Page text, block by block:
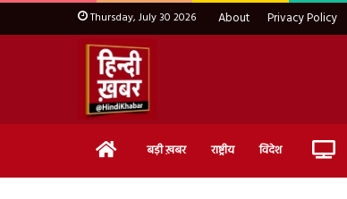
Thursday, July 30 2026 About Privacy Policy
Home बड़ी ख़बर राष्ट्रीय विदेश Live